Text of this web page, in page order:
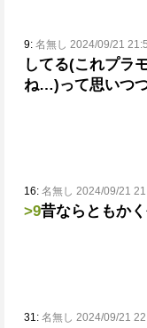
9: 名無し 2024/09/21
してる(これプラ
ね…)って思いつ
16: 名無し 2024/09/21
>9昔ならともか
31: 名無し 2024/09/21